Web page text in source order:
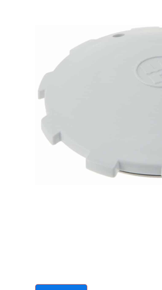
Накриття на басейн
Закладні деталі
Оздоблювальні матеріали
Обладнання для саун
Аквафітнес і відпочинок на воді
Запчастини
Без категорії